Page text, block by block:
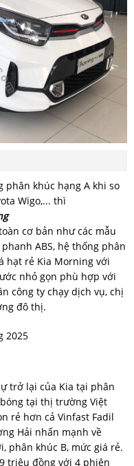
phân khúc hạng A khi so
Wigo,... thì
cơ bản như các mẫu
ABS, hệ thống phân
hạt rẻ Kia Morning với
nhỏ gọn phù hợp với
công ty chạy dịch vụ, chị
đô thị.
2025
trở lại của Kia tại phân
tại thị trường Việt
rẻ hơn cả Vinfast Fadil
Hải nhấn mạnh về
phân khúc B, mức giá rẻ.
triệu đồng với 4 phiên